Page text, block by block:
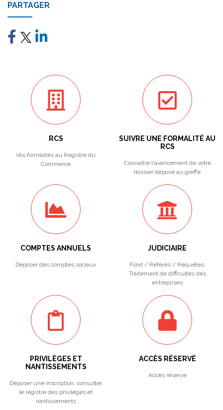
PARTAGER
RCS
Vos formalités au Registre du
Commerce
SUIVRE UNE FORMALITÉ AU
RCS
Connaître l'avancement de votre
dossier déposé au greffe
COMPTES ANNUELS
Déposer des comptes sociaux
JUDICIAIRE
Fond / Référés / Requêtes.
Traitement de difficultés des
entreprises
PRIVILÈGES ET
NANTISSEMENTS
Déposer une inscription, consulter
le registre des privilèges et
nantissements
ACCÈS RÉSERVÉ
Accès réservé